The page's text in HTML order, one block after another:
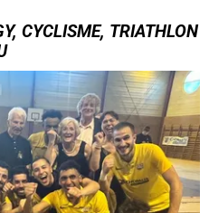
CYCLISME, TRIATHLON